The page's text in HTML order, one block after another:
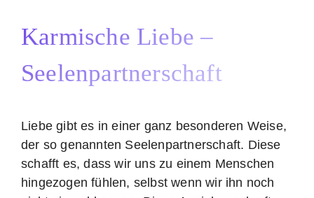
Karmische Liebe –
Seelenpartnerschaft
Liebe gibt es in einer ganz besonderen Weise,
der so genannten Seelenpartnerschaft. Diese
schafft es, dass wir uns zu einem Menschen
hingezogen fühlen, selbst wenn wir ihn noch